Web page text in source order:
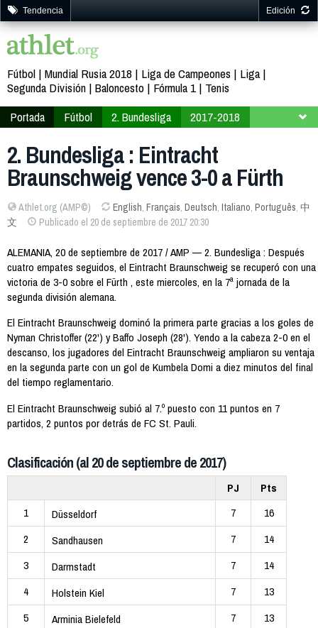
Tendencia Edición
Fútbol Mundial Rusia 2018 Liga de Campeones
Liga
Segunda División Baloncesto Fórmula 1
Tenis
Portada
Fútbol 2. Bundesliga
2017-2018
2. Bundesliga : Eintracht
Braunschweig vence 3-0 a Fürth
Athlet.org (AMP©) English, Français, Deutsch, Italiano, Português, 中
文
Publicado el 20 de septiembre de 2017 20:30
ALEMANIA, 20 de septiembre de 2017 / AMP — 2. Bundesliga : Después
cuatro empates seguidos, el Eintracht Braunschweig se recuperó con una
victoria de 3-0 sobre el Fürth , este miercoles, en la 7ª jornada de la
segunda división alemana.
El Eintracht Braunschweig dominó la primera parte gracias a los goles de
Nyman Christoffer (22') y Baffo Joseph (28'). Yendo a la cabeza 2-0 en el
descanso, los jugadores del Eintracht Braunschweig ampliaron su ventaja
en la segunda parte con un gol de Kumbela Domi a diez minutos del final
del tiempo reglamentario.
El Eintracht Braunschweig subió al 7.º puesto con 11 puntos en 7
partidos, 2 puntos por detrás de FC St. Pauli.
Clasificación (al 20 de septiembre de 2017)
PJ
Pts
1
Düsseldorf 7
16
2
Sandhausen 7
14
3
Darmstadt 7
14
4
Holstein Kiel 7
13
5
Arminia Bielefeld 7
13